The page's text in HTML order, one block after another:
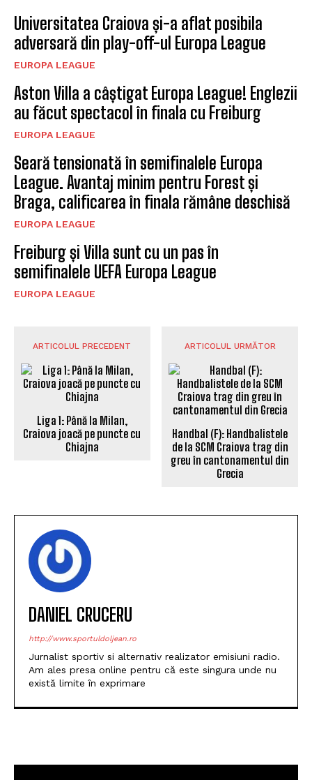
Universitatea Craiova și-a aflat posibila
adversară din play-off-ul Europa League
EUROPA LEAGUE
Aston Villa a câștigat Europa League! Englezii
au făcut spectacol în finala cu Freiburg
EUROPA LEAGUE
Seară tensionată în semifinalele Europa
League. Avantaj minim pentru Forest și
Braga, calificarea în finala rămâne deschisă
EUROPA LEAGUE
Freiburg și Villa sunt cu un pas în
semifinalele UEFA Europa League
EUROPA LEAGUE
ARTICOLUL PRECEDENT
Liga 1: Până la Milan,
Craiova joacă pe puncte cu
Chiajna
ARTICOLUL URMĂTOR
Handbal (F): Handbalistele
de la SCM Craiova trag din
Grecia
DANIEL CRUCERU
http://www.sportuldoljean.ro
Am ales presa online pentru că este singura unde nu
există limite în exprimare
POPULARE